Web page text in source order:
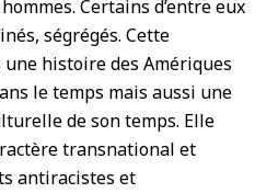
Certains d’entre eux
ségrégés. Cette
histoire des Amériques
le temps mais aussi une
de son temps. Elle
transnational et
antiracistes et